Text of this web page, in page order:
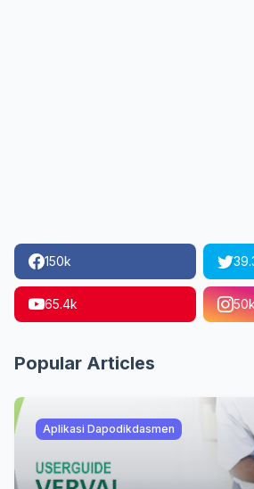
150k
65.4k
Popular Articles
Aplikasi Dapodikdasmen